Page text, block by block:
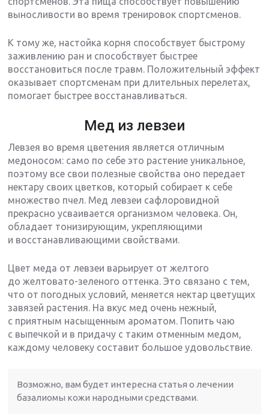
выносливости во время тренировок спортсменов.
К тому же, настойка корня способствует быстрому
заживлению ран и способствует быстрее
восстановиться после травм. Положительный эффект
оказывает спортсменам при длительных перелетах,
помогает быстрее восстанавливаться.
Мед из левзеи
Левзея во время цветения является отличным
медоносом: само по себе это растение уникальное,
поэтому все свои полезные свойства оно передает
нектару своих цветков, который собирает к себе
множество пчел. Мед левзеи сафлоровидной
прекрасно усваивается организмом человека. Он,
обладает тонизирующим, укрепляющими
и восстанавливающими свойствами.
Цвет меда от левзеи варьирует от желтого
до желтовато-зеленого оттенка. Это связано с тем,
что от погодных условий, меняется нектар цветущих
завязей растения. На вкус мед очень нежный,
с приятным насыщенным ароматом. Попить чаю
с выпечкой и в придачу с таким отменным медом,
каждому человеку составит большое удовольствие.
Возможно, вам будет интересна статья о лечении
базалиомы кожи народными средствами.